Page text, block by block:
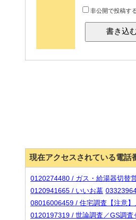
非公開で投稿す
現在アクセスされている電話
0120274480 / ガス・給湯器切替
0120941665 / いいお墓
08016006459 / 住宅調査【注意
0120197319 / 世論調査／GS調